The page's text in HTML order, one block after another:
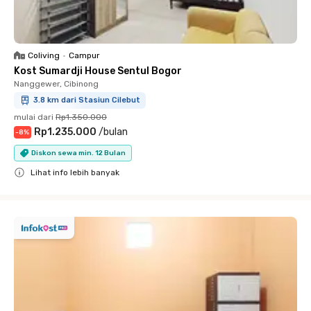
Coliving • Campur
Kost Sumardji House Sentul Bogor
Nanggewer, Cibinong
3.8 km dari Stasiun Cilebut
mulai dari Rp1.350.000
-8% Rp1.235.000 /bulan
Diskon sewa min. 12 Bulan
Lihat info lebih banyak